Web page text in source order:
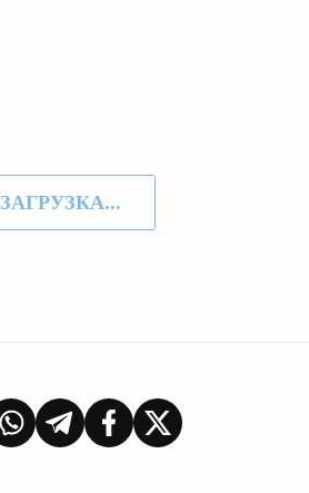
ЗАГРУЗКА...